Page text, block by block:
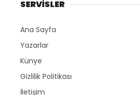
SERVİSLER
Ana Sayfa
Yazarlar
Künye
Gizlilik Politikası
İletişim